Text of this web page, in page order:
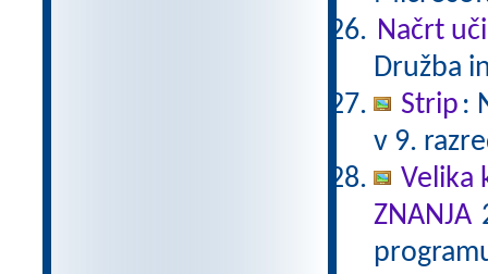
Načrt
Družba
Strip :
v 9.
Velika
ZNANJA